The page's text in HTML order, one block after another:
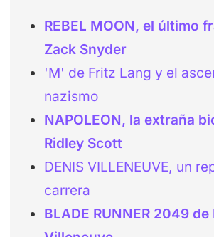
REBEL MOON, el último
Zack Snyder
'M' de Fritz Lang y el
nazismo
NAPOLEON, la extraña
Ridley Scott
DENIS VILLENEUVE, un
carrera
BLADE RUNNER 2049 de